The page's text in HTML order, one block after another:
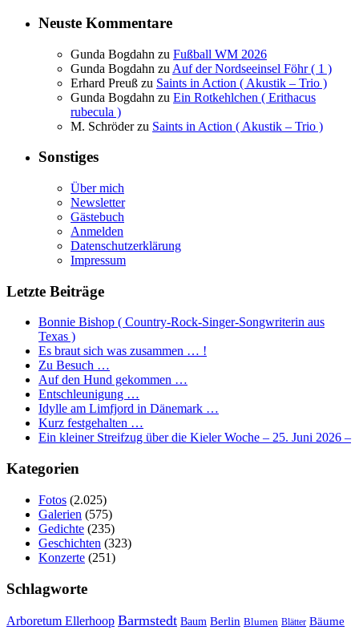
Neuste Kommentare
Gunda Bogdahn zu Fußball WM 2026
Gunda Bogdahn zu Auf der Nordseeinsel Föhr ( 1 )
Erhard Preuß zu Saints in Action ( Akustik – Trio )
Gunda Bogdahn zu Ein Rotkehlchen ( Erithacus
rubecula )
M. Schröderzu Saints in Action ( Akustik – Trio )
Sonstiges
Über mich
Newsletter
Gästebuch
Anmelden
Datenschutzerklärung
Impressum
Letzte Beiträge
Bonnie Bishop ( Country-Rock-Singer-Songwriterin aus
Texas )
Es braut sich was zusammen … !
Zu Besuch …
Auf den Hund gekommen …
Entschleunigung …
Idylle am Limfjord in Dänemark …
Kurz festgehalten …
Ein kleiner Streifzug über die Kieler Woche – 25. Juni 2026 –
Kategorien
Fotos (2.025)
Galerien (575)
Gedichte (235)
Geschichten (323)
Konzerte (251)
Schlagworte
Arboretum Ellerhoop Barmstedt Baum Berlin Blumen Blätter Bäume